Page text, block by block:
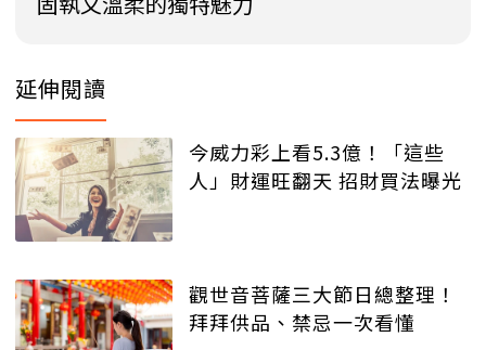
延伸閱讀
今威力彩上看5.3億！「這些
人」財運旺翻天 招財買法曝光
觀世音菩薩三大節日總整理！
拜拜供品、禁忌一次看懂